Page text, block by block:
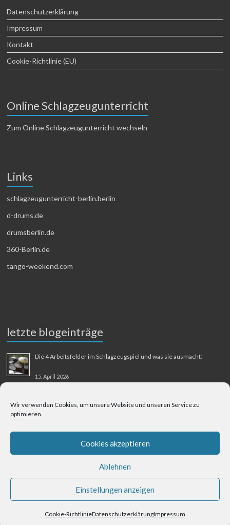
Wir verwenden Cookies, um unsere Website und unseren Service zu
optimieren.
Cookies akzeptieren
Ablehnen
Einstellungen anzeigen
Cookie-RichtlinieDatenschutzerklärungImpressum
Datenschutzerklärung
Impressum
Kontakt
Cookie-Richtlinie (EU)
Online Schlagzeugunterricht
Zum Online Schlagzeugunterricht wechseln
Links
schlagzeugunterricht-berlin.berlin
d-drums.de
drumsberlin.de
360-Berlin.de
tango-weekend.com
letzte blogeinträge
Die 4 Arbeitsfelder im Schlagzeugspiel und was sie ausmacht!
15. April 2026
31. August 2025
Berliner Flughafen Tegel – Berlin-Bangkok
Datenschutzerklärung Impressum Kontakt Cookie-Richtlinie (EU)